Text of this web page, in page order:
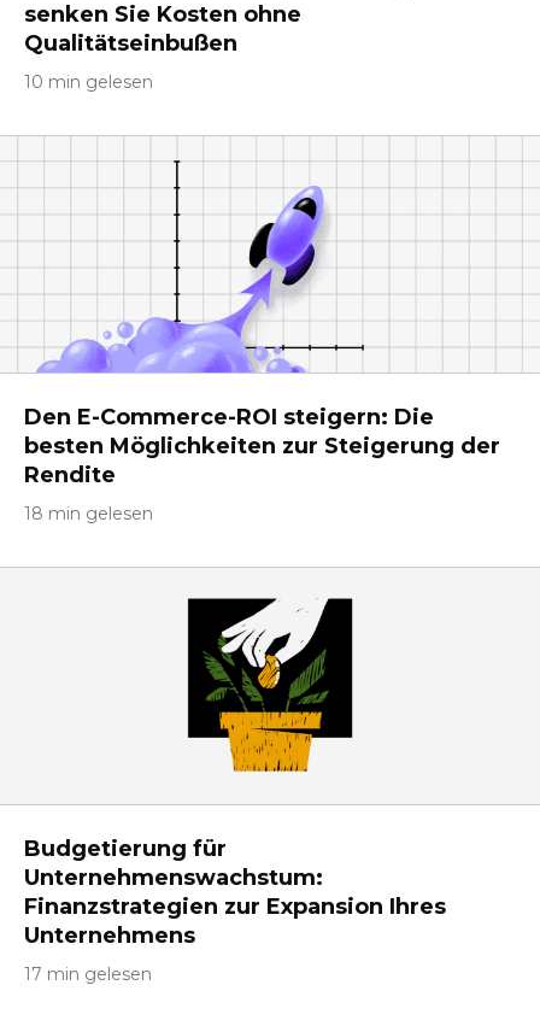
senken Sie Kosten ohne
Qualitätseinbußen
10 min gelesen
Den E-Commerce-ROI steigern: Die
besten Möglichkeiten zur Steigerung der
Rendite
18 min gelesen
Budgetierung für
Unternehmenswachstum:
Finanzstrategien zur Expansion Ihres
Unternehmens
17 min gelesen